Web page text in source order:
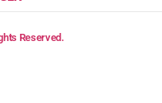
Reserved.